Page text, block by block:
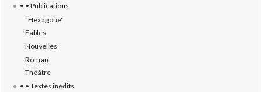
• • Publications
"Hexagone"
Fables
Nouvelles
Roman
Théâtre
• • Textes inédits